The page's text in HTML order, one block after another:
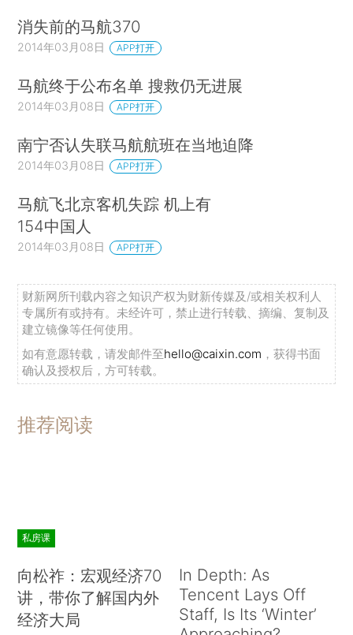
消失前的马航370
2014年03月08日 APP打开
马航终于公布名单 搜救仍无进展
2014年03月08日 APP打开
南宁否认失联马航航班在当地迫降
2014年03月08日 APP打开
马航飞北京客机失踪 机上有
154中国人
2014年03月08日 APP打开
财新网所刊载内容之知识产权为财新传媒及/或相关权利人
专属所有或持有。未经许可，禁止进行转载、摘编、复制及
建立镜像等任何使用。
如有意愿转载，请发邮件至hello@caixin.com ，获得书面
确认及授权后，方可转载。
推荐阅读
私房课
向松祚：宏观经济70
讲，带你了解国内外
经济大局
In Depth: As
Tencent Lays Off
Staff, Is Its ‘Winter’